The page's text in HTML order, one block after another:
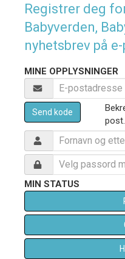
Registrer deg
Babyverden,
nyhetsbrev på
MINE OPPLYSNINGER
Send kode
post.
MIN STATUS